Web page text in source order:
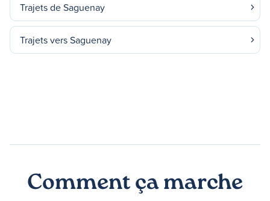
Trajets de Saguenay
Trajets vers Saguenay
Comment ça marche